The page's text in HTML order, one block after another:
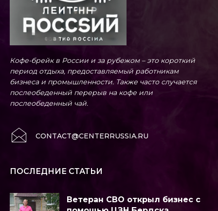
Кофе-брейк в России и за рубежом – это короткий
период отдыха, предоставляемый работникам
бизнеса и промышленности. Также часто случается
послеобеденный перерыв на кофе или
послеобеденный чай.
CONTACT@CENTERRUSSIA.RU
ПОСЛЕДНИЕ СТАТЬИ
Ветеран СВО открыл бизнес с